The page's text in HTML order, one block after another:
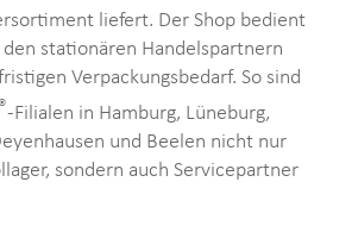
liefert. Der Shop bedient
stationären Handelspartnern
Verpackungsbedarf. So sind
-Filialen in Hamburg, Lüneburg,
und Beelen nicht nur
sondern auch Servicepartner